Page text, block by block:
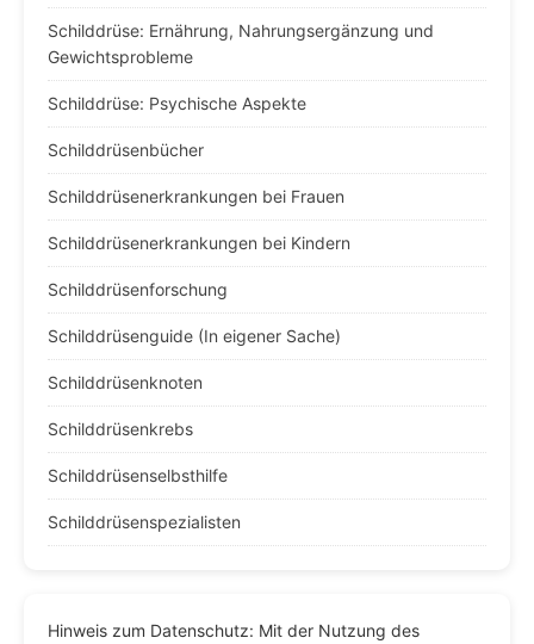
Schilddrüse: Ernährung, Nahrungsergänzung und
Gewichtsprobleme
Schilddrüse: Psychische Aspekte
Schilddrüsenbücher
Schilddrüsenerkrankungen bei Frauen
Schilddrüsenerkrankungen bei Kindern
Schilddrüsenforschung
Schilddrüsenguide (In eigener Sache)
Schilddrüsenknoten
Schilddrüsenkrebs
Schilddrüsenselbsthilfe
Schilddrüsenspezialisten
Hinweis zum Datenschutz: Mit der Nutzung des